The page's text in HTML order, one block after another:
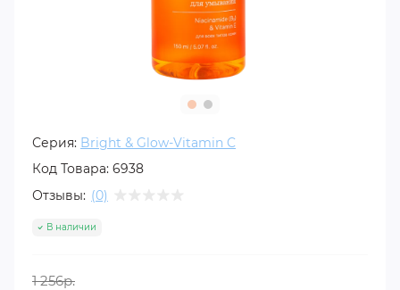
Серия: Bright & Glow-Vitamin C
Код Товара: 6938
Отзывы: (0)
В наличии
1 256р.